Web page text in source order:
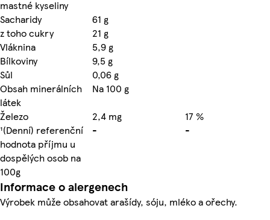
mastné kyseliny
Sacharidy
61 g
z toho cukry
21 g
Vláknina
5,9 g
Bílkoviny
9,5 g
Sůl
0,06 g
Obsah minerálních
látek
Na 100 g
Železo
2,4 mg
17 %
¹(Denní) referenční
hodnota příjmu u
dospělých osob na
100g
- -
Informace o alergenech
Výrobek může obsahovat arašídy, sóju, mléko a ořechy.